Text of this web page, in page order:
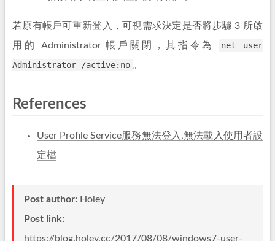
若原有帳戶可重新登入，可視需求決定是否將步驟 3 所啟
用的 Administrator 帳戶關閉，其指令為
net user
Administrator /active:no 。
References
User Profile Service服務無法登入,無法載入使用者設
定檔
Post author: Holey
Post link:
https://blog.holey.cc/2017/08/08/windows7-user-